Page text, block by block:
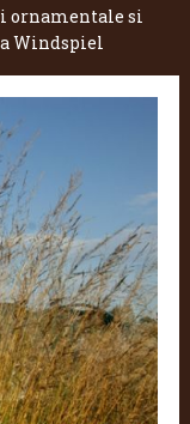
ornamentale si
Windspiel